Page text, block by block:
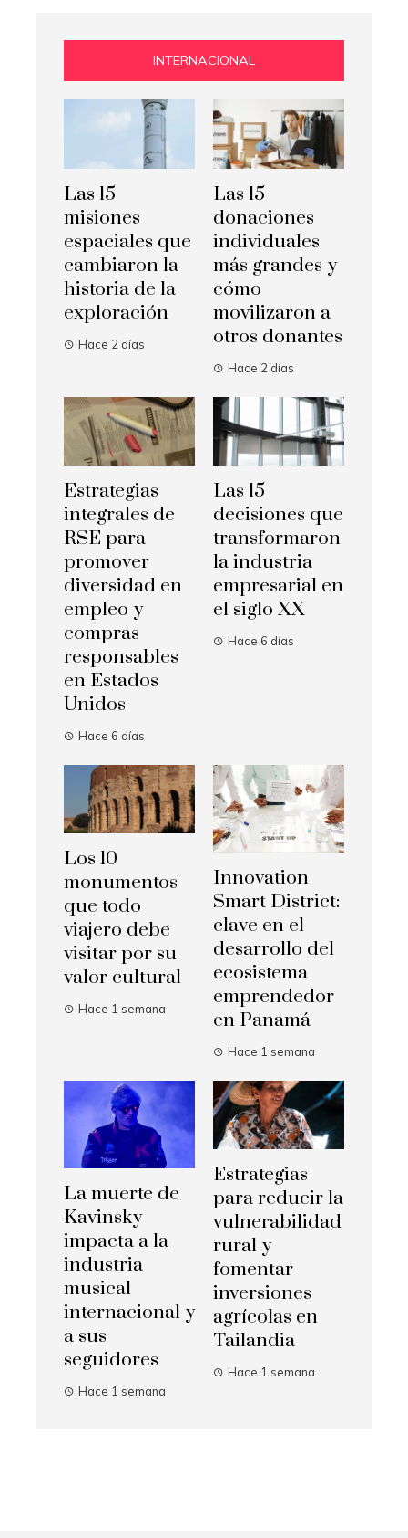
INTERNACIONAL
Las 15
misiones
espaciales que
cambiaron la
historia de la
exploración
Hace 2 días
Las 15
donaciones
individuales
más grandes y
cómo
movilizaron a
otros donantes
Hace 2 días
Estrategias
integrales de
RSE para
promover
diversidad en
empleo y
compras
responsables
en Estados
Unidos
Hace 6 días
Las 15
decisiones que
transformaron
la industria
empresarial en
el siglo XX
Hace 6 días
Los 10
monumentos
que todo
viajero debe
visitar por su
valor cultural
Hace 1 semana
Innovation
Smart District:
clave en el
desarrollo del
ecosistema
emprendedor
en Panamá
Hace 1 semana
La muerte de
Kavinsky
impacta a la
industria
musical
internacional y
a sus
seguidores
Hace 1 semana
Estrategias
para reducir la
vulnerabilidad
rural y
fomentar
inversiones
agrícolas en
Tailandia
Hace 1 semana